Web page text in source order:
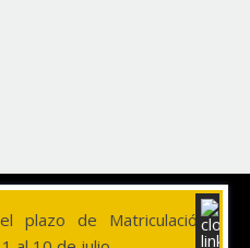
plazo de Matriculación